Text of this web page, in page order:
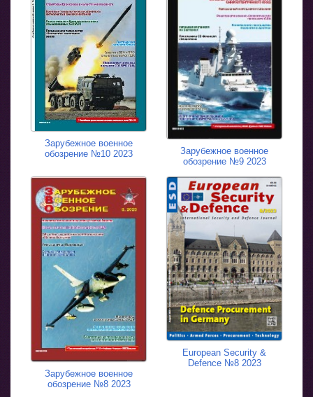
Зарубежное военное
обозрение №10 2023
Зарубежное военное
обозрение №9 2023
Зарубежное военное
обозрение №8 2023
European Security &
Defence №8 2023